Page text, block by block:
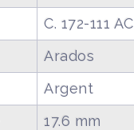
C. 172-111 AC
Arados
Argent
17.6 mm